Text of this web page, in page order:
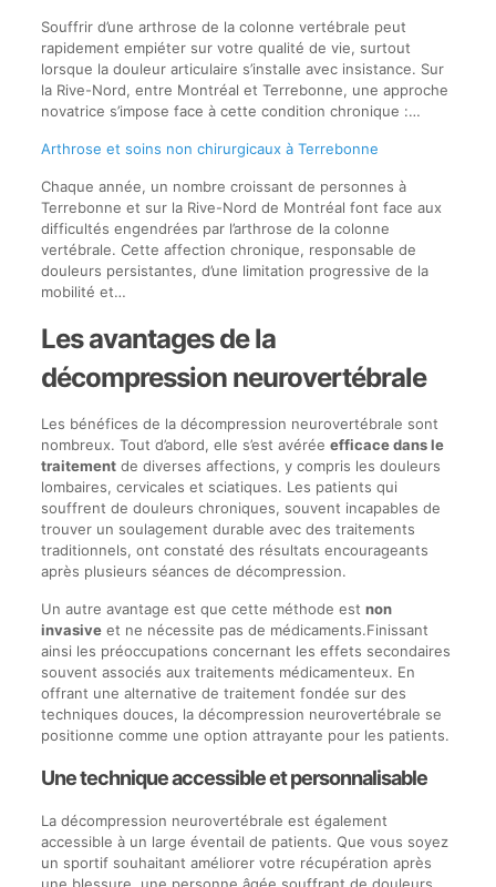
Souffrir d’une arthrose de la colonne vertébrale peut
rapidement empiéter sur votre qualité de vie, surtout
lorsque la douleur articulaire s’installe avec insistance. Sur
la Rive-Nord, entre Montréal et Terrebonne, une approche
novatrice s’impose face à cette condition chronique :…
Arthrose et soins non chirurgicaux à Terrebonne
Chaque année, un nombre croissant de personnes à
Terrebonne et sur la Rive-Nord de Montréal font face aux
difficultés engendrées par l’arthrose de la colonne
vertébrale. Cette affection chronique, responsable de
douleurs persistantes, d’une limitation progressive de la
mobilité et…
Les avantages de la
décompression neurovertébrale
Les bénéfices de la décompression neurovertébrale sont
nombreux. Tout d’abord, elle s’est avérée efficace dans le
traitementde diverses affections, y compris les douleurs
lombaires, cervicales et sciatiques. Les patients qui
souffrent de douleurs chroniques, souvent incapables de
trouver un soulagement durable avec des traitements
traditionnels, ont constaté des résultats encourageants
après plusieurs séances de décompression.
Un autre avantage est que cette méthode est non
invasiveet ne nécessite pas de médicaments.Finissant
ainsi les préoccupations concernant les effets secondaires
souvent associés aux traitements médicamenteux. En
offrant une alternative de traitement fondée sur des
techniques douces, la décompression neurovertébrale se
positionne comme une option attrayante pour les patients.
Une technique accessible et personnalisable
La décompression neurovertébrale est également
accessible à un large éventail de patients. Que vous soyez
un sportif souhaitant améliorer votre récupération après